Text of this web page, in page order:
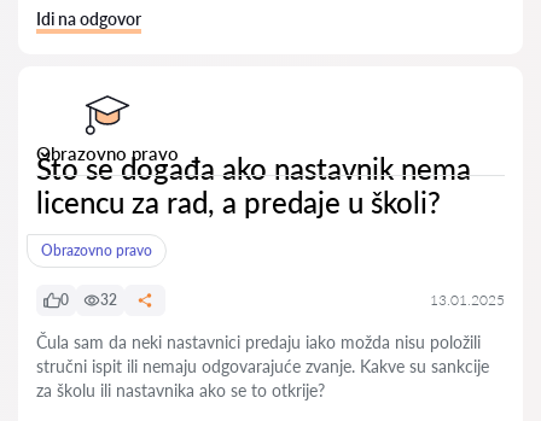
Idi na odgovor
Obrazovno pravo
Što se događa ako nastavnik nema
licencu za rad, a predaje u školi?
Obrazovno pravo
0 32 13.01.2025
Čula sam da neki nastavnici predaju iako možda nisu položili
stručni ispit ili nemaju odgovarajuće zvanje. Kakve su sankcije
za školu ili nastavnika ako se to otkrije?